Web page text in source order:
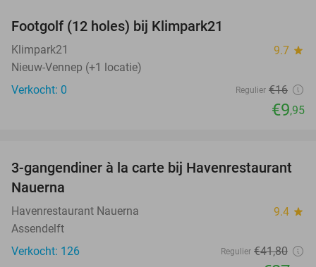
NEW
TODAY
Footgolf (12 holes) bij Klimpark21
Klimpark21 9.7 star
Nieuw-Vennep (+1 locatie)
Verkocht: 0
Regulier €16
€9,95
34%
3-gangendiner à la carte bij Havenrestaurant
Nauerna
Havenrestaurant Nauerna 9.4 star
Assendelft
Verkocht: 126
Regulier €41,80